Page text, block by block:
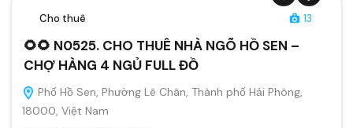
Cho thuê 13
🌻🌻 N0525. CHO THUÊ NHÀ NGÕ HỒ SEN –
CHỢ HÀNG 4 NGỦ FULL ĐỒ
Phố Hồ Sen, Phường Lê Chân, Thành phố Hải Phòng,
18000, Việt Nam